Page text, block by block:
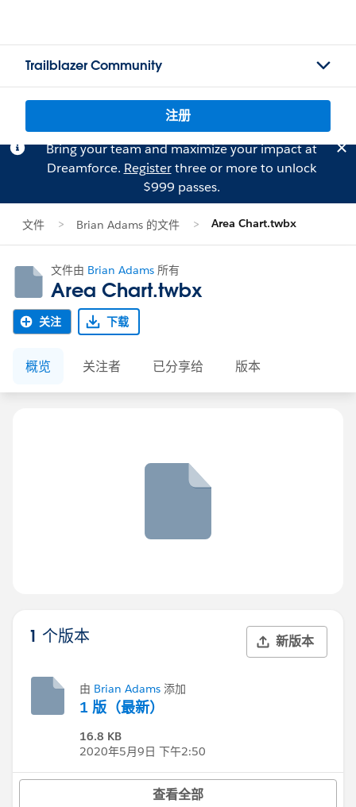
Trailblazer Community
注册
Bring your team and maximize your impact at
Dreamforce. Registerthree or more to unlock
$999 passes.
文件 Brian Adams 的文件 Area Chart.twbx
文件由 Brian Adams 所有
Area Chart.twbx
关注 下载
概览 关注者 已分享给 版本
1 个版本 新版本
由 Brian Adams 添加
1 版（最新）
16.8 KB
2020年5月9日 下午2:50
查看全部